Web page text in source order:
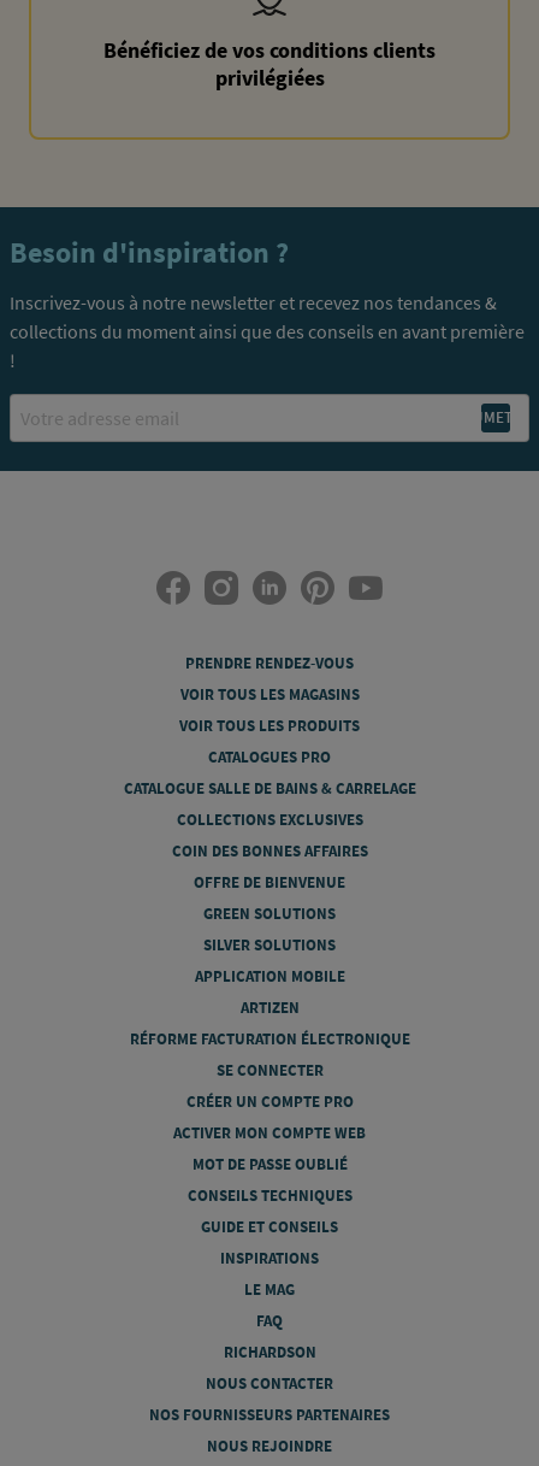
Bénéficiez de vos conditions clients
privilégiées
Besoin d'inspiration ?
Inscrivez-vous à notre newsletter et recevez nos tendances &
collections du moment ainsi que des conseils en avant première
!
PRENDRE RENDEZ-VOUS
VOIR TOUS LES MAGASINS
VOIR TOUS LES PRODUITS
CATALOGUES PRO
CATALOGUE SALLE DE BAINS & CARRELAGE
COLLECTIONS EXCLUSIVES
COIN DES BONNES AFFAIRES
OFFRE DE BIENVENUE
GREEN SOLUTIONS
SILVER SOLUTIONS
APPLICATION MOBILE
ARTIZEN
RÉFORME FACTURATION ÉLECTRONIQUE
SE CONNECTER
CRÉER UN COMPTE PRO
ACTIVER MON COMPTE WEB
MOT DE PASSE OUBLIÉ
CONSEILS TECHNIQUES
GUIDE ET CONSEILS
INSPIRATIONS
LE MAG
FAQ
RICHARDSON
NOUS CONTACTER
NOS FOURNISSEURS PARTENAIRES
NOUS REJOINDRE